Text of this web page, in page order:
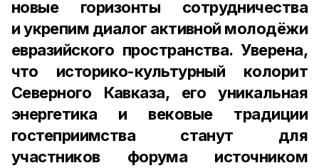
новые горизонты сотрудничества
и укрепим диалог активной молодёжи
евразийского пространства. Уверена,
что историко-культурный колорит
Северного Кавказа, его уникальная
энергетика и вековые традиции
гостеприимства станут для
участников форума источником